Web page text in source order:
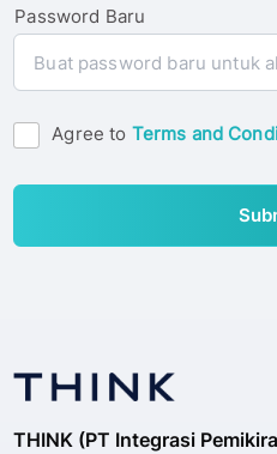
Password Baru
Agree to Terms and
THINK (PT Integrasi